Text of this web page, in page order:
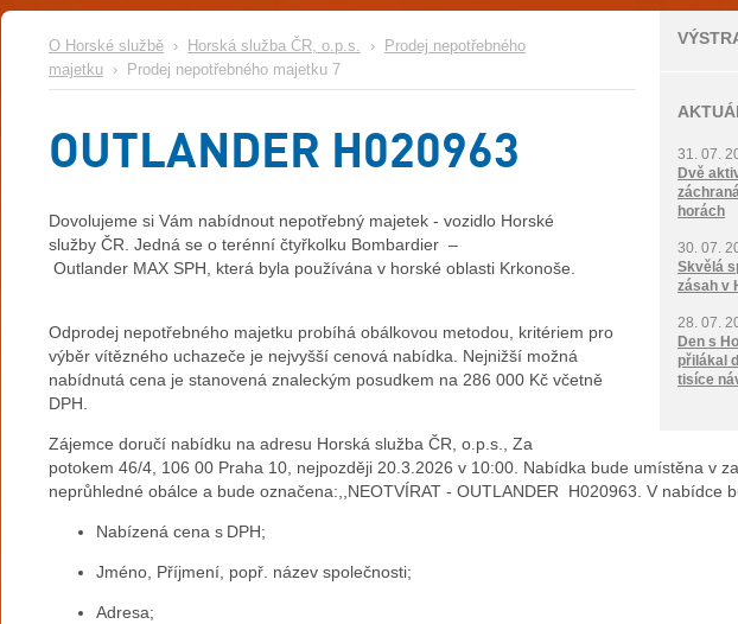
31. 07.
Dvě
horách
30. 07.
Skvělá
zásah v
28. 07.
Den s
přilákal
tisíce
O Horské službě › Horská služba ČR, o.p.s. ›
Prodej nepotřebného
majetku › Prodej nepotřebného majetku 7
OUTLANDER H020963
Dovolujeme si Vám nabídnout nepotřebný majetek - vozidlo Horské
služby ČR. Jedná se o terénní čtyřkolku Bombardier –
Outlander MAX SPH která byla používána v horské oblasti Krkonoše
Odprodej nepotřebného majetku probíhá obálkovou metodou, kritériem pro
výběr vítězného uchazeče je nejvyšší cenová nabídka
Nejnižší možná
nabídnutá cena je stanovená znaleckým posudkem na 286 000 Kč včetně
DPH.
Zájemce doručí nabídku na adresu Horská služba ČR, o.p.s., Za
potokem 46/4, 106 00 Praha 10, nejpozději 20.3.2026 v 10:00. Nabídka bude umístěna v
neprůhledné obálce a bude označena:,,NEOTVÍRAT - OUTLANDER H020963. V nabídce
Nabízená cena s DPH;
Jméno, Příjmení, popř. název společnosti;
Adresa;